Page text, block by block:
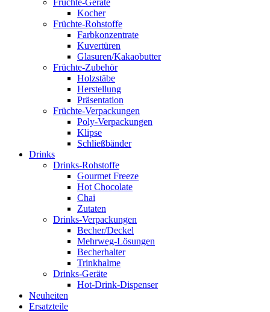
Früchte-Geräte
Kocher
Früchte-Rohstoffe
Farbkonzentrate
Kuvertüren
Glasuren/Kakaobutter
Früchte-Zubehör
Holzstäbe
Herstellung
Präsentation
Früchte-Verpackungen
Poly-Verpackungen
Klipse
Schließbänder
Drinks
Drinks-Rohstoffe
Gourmet Freeze
Hot Chocolate
Chai
Zutaten
Drinks-Verpackungen
Becher/Deckel
Mehrweg-Lösungen
Becherhalter
Trinkhalme
Drinks-Geräte
Hot-Drink-Dispenser
Neuheiten
Ersatzteile